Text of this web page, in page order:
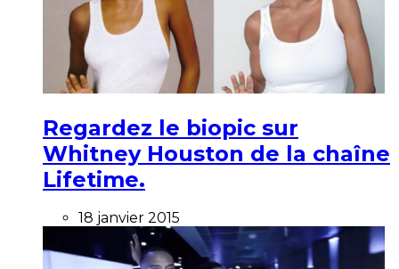
Regardez le biopic sur
Whitney Houston de la chaîne
Lifetime.
18 janvier 2015